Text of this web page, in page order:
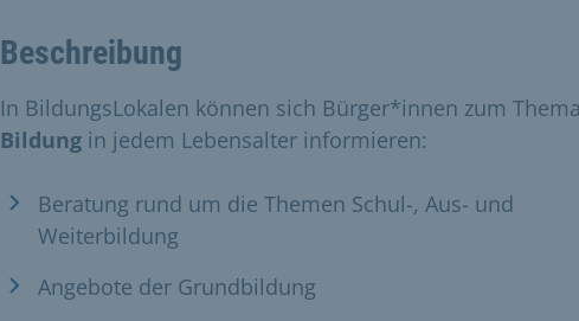
Beschreibung
In BildungsLokalen können sich Bürger*innen zum
Bildung in jedem Lebensalter informieren:
Beratung rund um die Themen Schul-, Aus- und
Weiterbildung
Angebote der Grundbildung